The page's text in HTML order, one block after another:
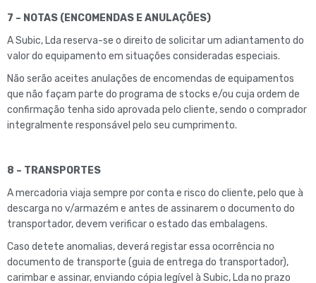
7 – NOTAS (ENCOMENDAS E ANULAÇÕES)
A Subic, Lda reserva-se o direito de solicitar um adiantamento do
valor do equipamento em situações consideradas especiais.
Não serão aceites anulações de encomendas de equipamentos
que não façam parte do programa de stocks e/ou cuja ordem de
confirmação tenha sido aprovada pelo cliente, sendo o comprador
integralmente responsável pelo seu cumprimento.
8 – TRANSPORTES
A mercadoria viaja sempre por conta e risco do cliente, pelo que à
descarga no v/armazém e antes de assinarem o documento do
transportador, devem verificar o estado das embalagens.
Caso detete anomalias, deverá registar essa ocorrência no
documento de transporte (guia de entrega do transportador),
carimbar e assinar, enviando cópia legível à Subic, Lda no prazo